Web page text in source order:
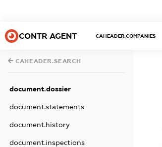
CONTR AGENT CAHEADER.COMPANIES
CAHEADER.SEARCH
document.dossier
document.statements
document.history
document.inspections